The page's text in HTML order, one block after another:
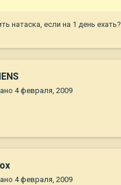
натаска, если на 1 день ехать?
4 февраля, 2009
4 февраля, 2009